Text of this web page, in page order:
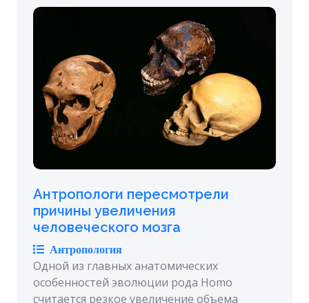
Антропологи пересмотрели
причины увеличения
человеческого мозга
Антропология
Одной из главных анатомических
особенностей эволюции рода Homo
считается резкое увеличение объема